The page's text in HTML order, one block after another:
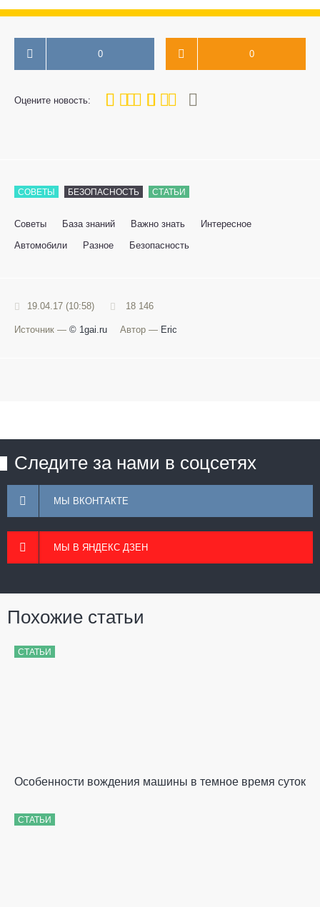
0 0
Оцените новость:
80
1 3 4 5
СОВЕТЫ БЕЗОПАСНОСТЬ СТАТЬИ
Советы База знаний Важно знать
Интересное
Автомобили
Разное Безопасность
19.04.17 (10:58) 18 146
Источник — © 1gai.ru Автор — Eric
Следите за нами в соцсетях
МЫ ВКОНТАКТЕ
МЫ В ЯНДЕКС ДЗЕН
Похожие статьи
СТАТЬИ
Особенности вождения машины в темное время суток
СТАТЬИ